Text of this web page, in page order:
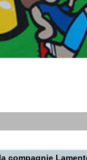
compagnie